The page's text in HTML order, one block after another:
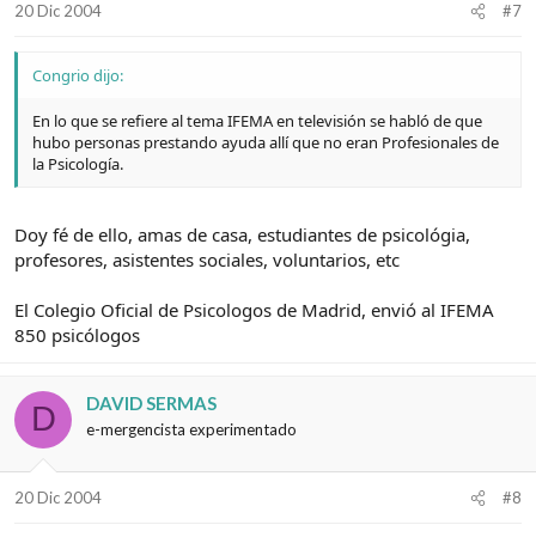
20 Dic 2004 #7
Congrio dijo:
En lo que se refiere al tema IFEMA en televisión se habló de que
hubo personas prestando ayuda allí que no eran Profesionales de
la Psicología.
Doy fé de ello, amas de casa, estudiantes de psicológia,
profesores, asistentes sociales, voluntarios, etc
El Colegio Oficial de Psicologos de Madrid, envió al IFEMA
850 psicólogos
D DAVID SERMAS
e-mergencista experimentado
20 Dic 2004 #8